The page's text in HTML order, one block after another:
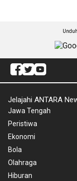
Jelajahi ANTARA
Jawa Tengah
Peristiwa
Ekonomi
Bola
Olahraga
Hiburan